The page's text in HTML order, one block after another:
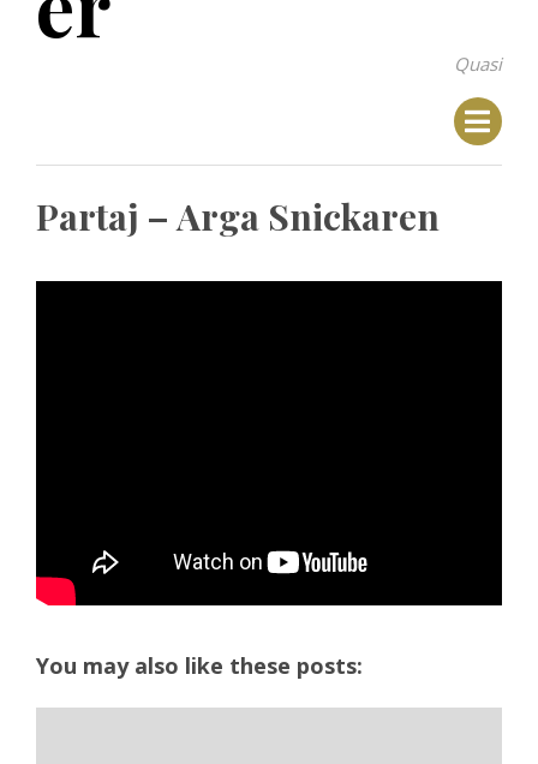
Quasi
Partaj – Arga Snickaren
You may also like these posts: